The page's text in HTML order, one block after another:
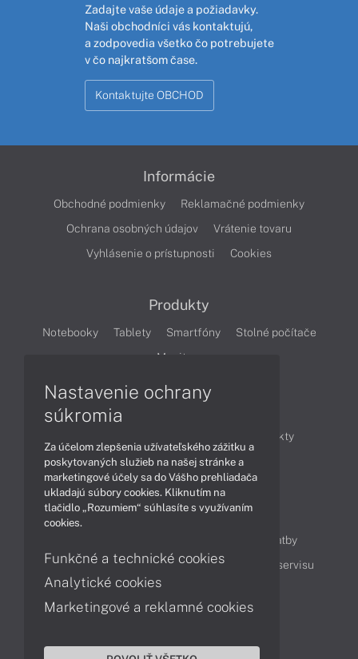
Zadajte vaše údaje a požiadavky.
Naši obchodníci vás kontaktujú,
a zodpovedia všetko čo potrebujete
v čo najkratšom čase.
Kontaktujte OBCHOD
Informácie
Obchodné podmienky
Reklamačné podmienky
Ochrana osobných údajov
Vrátenie tovaru
Vyhlásenie o prístupnosti
Cookies
Produkty
Notebooky Tablety Smartfóny
Stolné počítače
Monitory
Produkty
Technológie
Videá
Obsah
Možnosti doručenia a platby
Podpora a servis
Servisné služby Cenník servisu
Kontakty
043 4224 771 Obchodné oddelenie
Nastavenie ochrany
súkromia
Za účelom zlepšenia užívateľského zážitku a
poskytovaných služieb na našej stránke a
marketingové účely sa do Vášho prehliadača
ukladajú súbory cookies. Kliknutím na
tlačidlo „Rozumiem“ súhlasíte s využívaním
cookies.
Funkčné a technické cookies
Analytické cookies
Marketingové a reklamné cookies